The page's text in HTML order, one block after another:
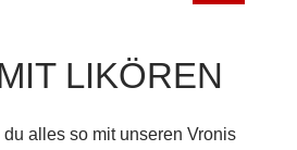
LIKÖREN
alles so mit unseren Vronis